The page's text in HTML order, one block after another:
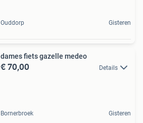
Ouddorp Gisteren
dames fiets gazelle medeo
€ 70,00 Details
Bornerbroek Gisteren